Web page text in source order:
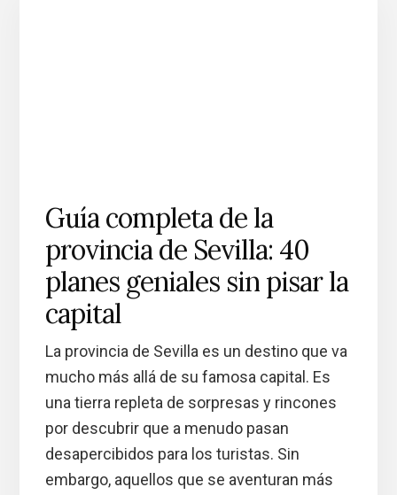
Guía completa de la
provincia de Sevilla: 40
planes geniales sin pisar la
capital
La provincia de Sevilla es un destino que va
mucho más allá de su famosa capital. Es
una tierra repleta de sorpresas y rincones
por descubrir que a menudo pasan
desapercibidos para los turistas. Sin
embargo, aquellos que se aventuran más